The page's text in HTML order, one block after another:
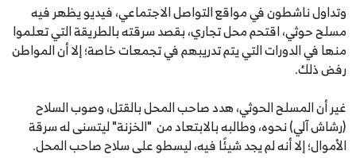
وتداول ناشطون في مواقع التواصل الاجتماعي، فيديو يظهر فيه
مسلح حوثي، اقتحم محل تجاري، بقصد سرقته بالطريقة التي تعلموا
منها في الدورات التي يتم تدريبهم في تجمعات خاصة؛ إلا أن المواطن
رفض ذلك.
غير أن المسلح الحوثي، هدد صاحب المحل بالقتل، وصوب السلاح
(رشاش آلي) نحوه، وطالبه بالابتعاد من "الخزنة" ليتسنى له سرقة
الأموال؛ إلا أنه لم يجد شيئًا فيه، ليسطو على سلاح صاحب المحل.